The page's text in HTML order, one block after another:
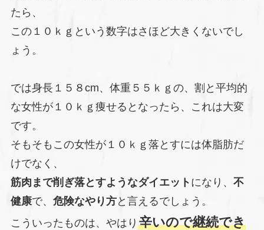
たら、
この１０ｋｇという数字はさほど大きくないでし
ょう。
では身長１５８cm、体重５５ｋｇの、割と平均的
な女性が１０ｋｇ痩せるとなったら、これは大変
です。
そもそもこの女性が１０ｋｇ落とすには体脂肪だ
けでなく、
筋肉まで削ぎ落とすようなダイエット になり、 不
健康で、 危険なやり方と言えるでしょう。
こういったものは、やはり 辛いので継続でき